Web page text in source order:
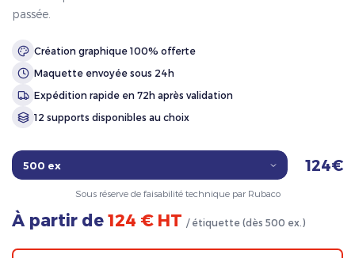
passée.
Création graphique 100% offerte
Maquette envoyée sous 24h
Expédition rapide en 72h après validation
12 supports disponibles au choix
124€
Sous réserve de faisabilité technique par Rubaco
À partir de 124 € HT / étiquette (dès 500 ex.)